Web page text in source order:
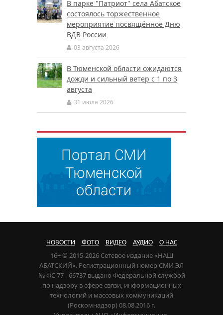
В парке "Патриот" села Абатское
состоялось торжественное
мероприятие посвящённое Дню
ВДВ России
03 августа 2026
В Тюменской области ожидаются
дожди и сильный ветер с 1 по 3
августа
31 июля 2026
НОВОСТИ ФОТО ВИДЕО АУДИО О НАС
16+ © 2015-2026 Сетевое издание «НАШ
АБАТСКИЙ». Регистрационный номер СМИ ЭЛ
№ ФС 77 - 66737 выдано Федеральной службой
по надзору в сфере связи, информационных
технологий и массовых коммуникаций
(Роскомнадзор) 08.08.2016 г.